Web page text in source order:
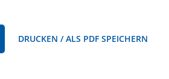
DRUCKEN / ALS PDF SPEICHERN